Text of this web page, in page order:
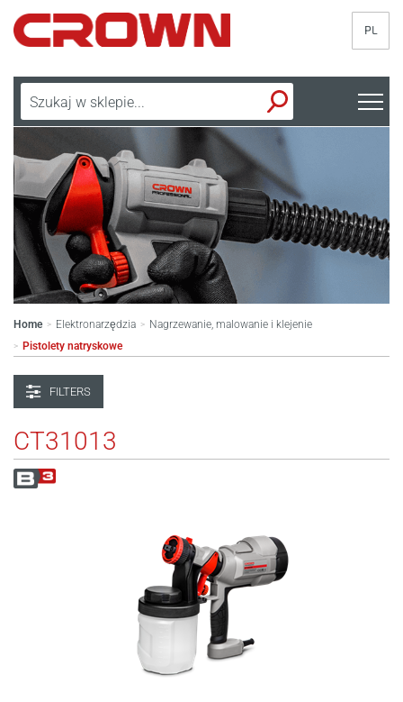
PL
Home > Elektronarzędzia > Nagrzewanie, malowanie i klejenie
> Pistolety natryskowe
FILTERS
CT31013